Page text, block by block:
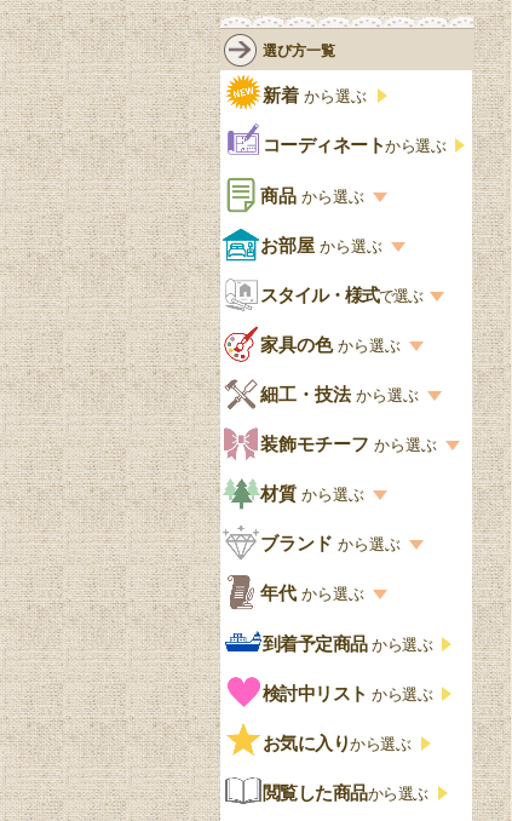
選び方一覧
新着 から選ぶ
コーディネートから選ぶ
商品 から選ぶ
商品一覧を見る
収納家具
書棚
デスクおしゃれ
食器棚おしゃれ
木製ワゴン
ェア
洋服タンス
チェストおしゃれ
クローゼット
お部屋 から選ぶ
お部屋から選ぶ一覧
リビング
キッチン・ダイニング
スタイル・様式で選ぶ
スタイル一覧
英国アンティーク
英国クラシック
式
エリザベス様式
ジャコビアン
家具の色から選ぶ
家具の色一覧
カスタード色
アップルパイ色
細工・技法 から選ぶ
細工・技法の一覧
象嵌・マーケットリー
寄木・パーケットリー
装飾モチーフ から選ぶ
模様の一覧
ペディメント
コーニス
グ
ストラップワーク
雷文
ビーディング
材質 から選ぶ
材質の一覧
オーク材
マホガニー
ブランド から選ぶ
ブランド一覧
Handleオリジナル
ウィリアムモリス
年代 から選ぶ
年代別の一覧
アンティーク
ビンテージ
到着予定商品から選ぶ
検討中リスト から選ぶ
お気に入りから選ぶ
閲覧した商品から選ぶ